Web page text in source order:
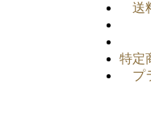
送
特定
プ